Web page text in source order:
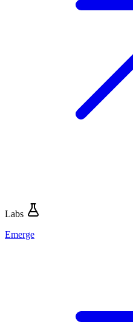
Labs
Emerge